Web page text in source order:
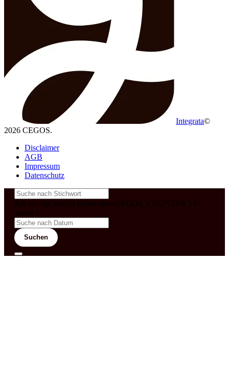
Integrata©
2026 CEGOS.
Disclaimer
AGB
Impressum
Datenschutz
&& config('laravel-theme-inter.CEGOS_COUNTRY') !=
'neves')
Suchen